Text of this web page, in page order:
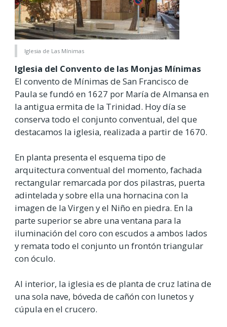
Iglesia de Las Mínimas
Iglesia del Convento de las Monjas Mínimas
El convento de Mínimas de San Francisco de
Paula se fundó en 1627 por María de Almansa en
la antigua ermita de la Trinidad. Hoy día se
conserva todo el conjunto conventual, del que
destacamos la iglesia, realizada a partir de 1670.
En planta presenta el esquema tipo de
arquitectura conventual del momento, fachada
rectangular remarcada por dos pilastras, puerta
adintelada y sobre ella una hornacina con la
imagen de la Virgen y el Niño en piedra. En la
parte superior se abre una ventana para la
iluminación del coro con escudos a ambos lados
y remata todo el conjunto un frontón triangular
con óculo.
Al interior, la iglesia es de planta de cruz latina de
una sola nave, bóveda de cañón con lunetos y
cúpula en el crucero.